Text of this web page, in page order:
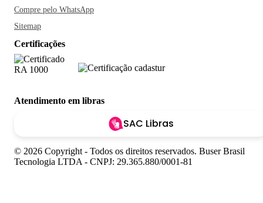
Compre pelo WhatsApp
Sitemap
Certificações
Atendimento em libras
SAC Libras
© 2026 Copyright - Todos os direitos reservados. Buser Brasil
Tecnologia LTDA - CNPJ: 29.365.880/0001-81